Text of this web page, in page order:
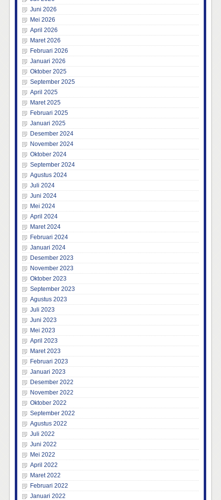
Juni 2026
Mei 2026
April 2026
Maret 2026
Februari 2026
Januari 2026
Oktober 2025
September 2025
April 2025
Maret 2025
Februari 2025
Januari 2025
Desember 2024
November 2024
Oktober 2024
September 2024
Agustus 2024
Juli 2024
Juni 2024
Mei 2024
April 2024
Maret 2024
Februari 2024
Januari 2024
Desember 2023
November 2023
Oktober 2023
September 2023
Agustus 2023
Juli 2023
Juni 2023
Mei 2023
April 2023
Maret 2023
Februari 2023
Januari 2023
Desember 2022
November 2022
Oktober 2022
September 2022
Agustus 2022
Juli 2022
Juni 2022
Mei 2022
April 2022
Maret 2022
Februari 2022
Januari 2022